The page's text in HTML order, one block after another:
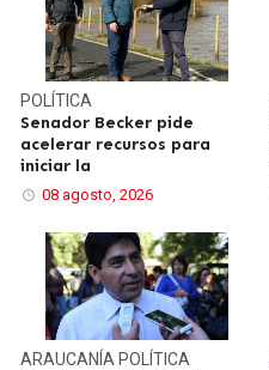
POLÍTICA
Senador Becker pide
acelerar recursos para
iniciar la
08 agosto, 2026
ARAUCANÍA POLÍTICA